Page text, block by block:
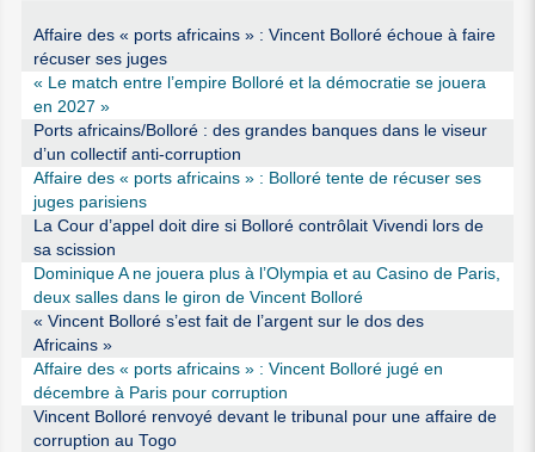
Affaire des « ports africains » : Vincent Bolloré échoue à faire
récuser ses juges
« Le match entre l’empire Bolloré et la démocratie se jouera
en 2027 »
Ports africains/Bolloré : des grandes banques dans le viseur
d’un collectif anti-corruption
Affaire des « ports africains » : Bolloré tente de récuser ses
juges parisiens
La Cour d’appel doit dire si Bolloré contrôlait Vivendi lors de
sa scission
Dominique A ne jouera plus à l’Olympia et au Casino de Paris,
deux salles dans le giron de Vincent Bolloré
« Vincent Bolloré s’est fait de l’argent sur le dos des
Africains »
Affaire des « ports africains » : Vincent Bolloré jugé en
décembre à Paris pour corruption
Vincent Bolloré renvoyé devant le tribunal pour une affaire de
corruption au Togo